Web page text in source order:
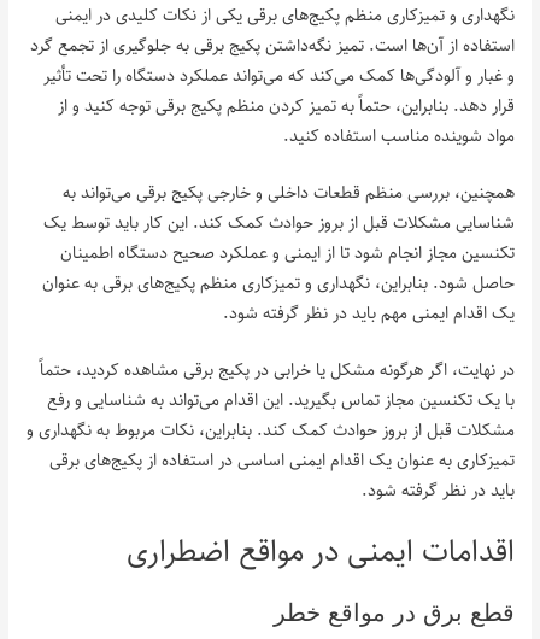
نگهداری و تمیزکاری منظم پکیج‌های برقی یکی از نکات کلیدی در ایمنی
استفاده از آن‌ها است. تمیز نگه‌داشتن پکیج برقی به جلوگیری از تجمع گرد
و غبار و آلودگی‌ها کمک می‌کند که می‌تواند عملکرد دستگاه را تحت تأثیر
قرار دهد. بنابراین، حتماً به تمیز کردن منظم پکیج برقی توجه کنید و از
مواد شوینده مناسب استفاده کنید.
همچنین، بررسی منظم قطعات داخلی و خارجی پکیج برقی می‌تواند به
شناسایی مشکلات قبل از بروز حوادث کمک کند. این کار باید توسط یک
تکنسین مجاز انجام شود تا از ایمنی و عملکرد صحیح دستگاه اطمینان
حاصل شود. بنابراین، نگهداری و تمیزکاری منظم پکیج‌های برقی به عنوان
یک اقدام ایمنی مهم باید در نظر گرفته شود.
در نهایت، اگر هرگونه مشکل یا خرابی در پکیج برقی مشاهده کردید، حتماً
با یک تکنسین مجاز تماس بگیرید. این اقدام می‌تواند به شناسایی و رفع
مشکلات قبل از بروز حوادث کمک کند. بنابراین، نکات مربوط به نگهداری و
تمیزکاری به عنوان یک اقدام ایمنی اساسی در استفاده از پکیج‌های برقی
باید در نظر گرفته شود.
اقدامات ایمنی در مواقع اضطراری
قطع برق در مواقع خطر